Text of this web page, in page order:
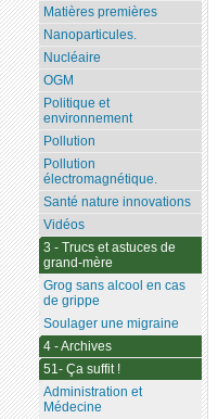
Matières premières
Nanoparticules.
Nucléaire
OGM
Politique et
environnement
Pollution
Pollution
électromagnétique.
Santé nature innovations
Vidéos
3 - Trucs et astuces de
grand-mère
Grog sans alcool en cas
de grippe
Soulager une migraine
4 - Archives
51- Ça suffit !
Administration et
Médecine